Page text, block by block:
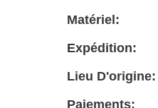
Matériel:
Expédition:
Lieu D'origine:
Paiements: